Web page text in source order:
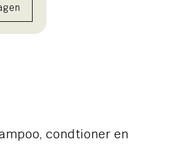
condtioner en